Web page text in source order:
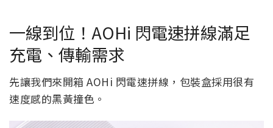
一線到位！AOHi 閃電速拼線滿足
充電、傳輸需求
先讓我們來開箱 AOHi 閃電速拼線，包裝盒採用很有
速度感的黑黃撞色。